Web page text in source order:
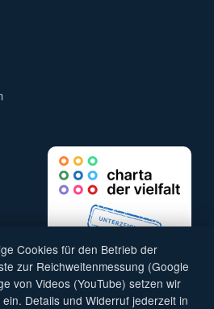
Cookies für den Betrieb der
zur Reichweitenmessung (Google
von Videos (YouTube) setzen wir
Details und Widerruf jederzeit in